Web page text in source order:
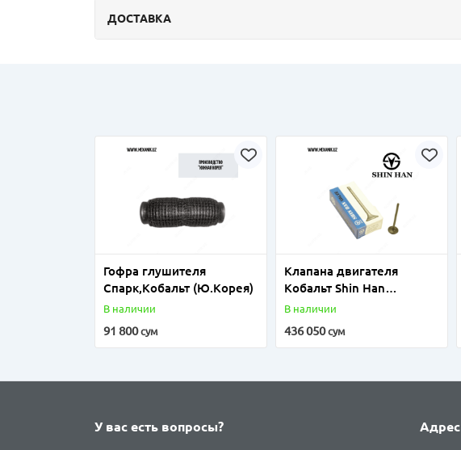
ДОСТАВКА
Гофра глушителя
Спарк,Кобальт (Ю.Корея)
В наличии
91 800сум
Клапана двигателя
Кобальт Shin Han
(Ю.Корея)
В наличии
436 050сум
У вас есть вопросы? Адрес